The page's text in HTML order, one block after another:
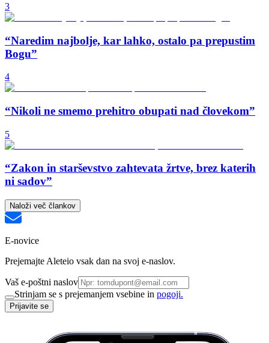
3
“Naredim najbolje, kar lahko, ostalo pa prepustim
Bogu”
4
“Nikoli ne smemo prehitro obupati nad človekom”
5
“Zakon in starševstvo zahtevata žrtve, brez katerih
ni sadov”
Naloži več člankov
E-novice
Prejemajte Aleteio vsak dan na svoj e-naslov.
Vaš e-poštni naslov
Strinjam se s prejemanjem vsebine in pogoji.
Prijavite se